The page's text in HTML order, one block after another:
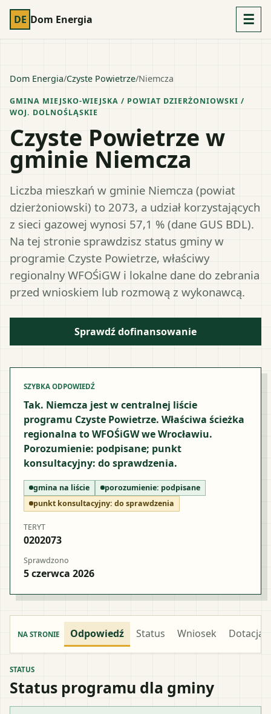
DE Dom Energia ☰
Dom Energia/Czyste Powietrze/Niemcza
GMINA MIEJSKO-WIEJSKA / POWIAT DZIERŻONIOWSKI /
WOJ. DOLNOŚLĄSKIE
Czyste Powietrze w
gminie Niemcza
Liczba mieszkań w gminie Niemcza (powiat
dzierżoniowski) to 2073, a udział korzystających
z sieci gazowej wynosi 57,1 % (dane GUS BDL).
Na tej stronie sprawdzisz status gminy w
programie Czyste Powietrze, właściwy
regionalny WFOŚiGW i lokalne dane do zebrania
przed wnioskiem lub rozmową z wykonawcą.
Sprawdź dofinansowanie
SZYBKA ODPOWIEDŹ
Tak. Niemcza jest w centralnej liście
programu Czyste Powietrze. Właściwa ścieżka
regionalna to WFOŚiGW we Wrocławiu.
Porozumienie: podpisane; punkt
konsultacyjny: do sprawdzenia.
gmina na liście porozumienie: podpisane
punkt konsultacyjny: do sprawdzenia
TERYT
0202073
Sprawdzono
5 czerwca 2026
NA STRONIE Odpowiedź Status Wniosek Dotacja
STATUS
Status programu dla gminy